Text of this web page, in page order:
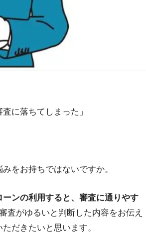
に落ちてしまった」
をお持ちではないですか。
ンの利用すると、審査に通りやす
査がゆるいと判断した内容をお伝え
だきたいと思います。